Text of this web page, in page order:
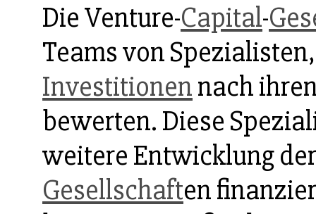
Die Venture-Capital-
Teams von
Investitionennach
bewerten. Diese
weitere Entwicklung
Gesellschaften